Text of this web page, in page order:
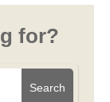
for?
Search